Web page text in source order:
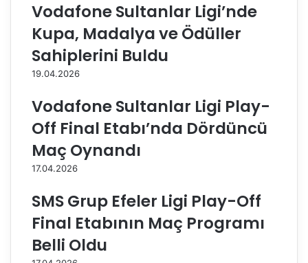
m
z
i
H
a
l
k
b
a
k
f
o
r
m
z
n
a
n
e
O
Vodafone Sultanlar Ligi’nde
Kupa, Madalya ve Ödüller
Sahiplerini Buldu
19.04.2026
Vodafone Sultanlar Ligi Play-
Off Final Etabı’nda Dördüncü
Maç Oynandı
17.04.2026
SMS Grup Efeler Ligi Play-Off
Final Etabının Maç Programı
Belli Oldu